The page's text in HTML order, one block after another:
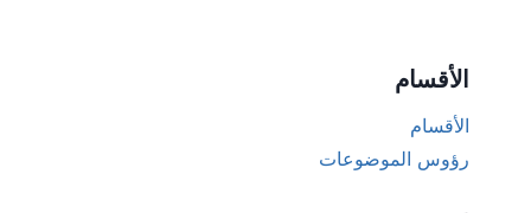
الأقسام
الأقسام
رؤوس الموضوعات